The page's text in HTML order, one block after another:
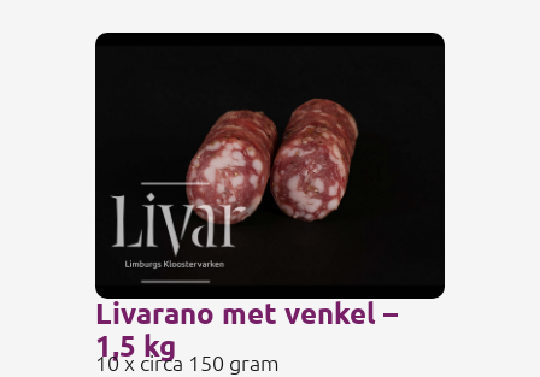
Livarano met venkel –
1,5 kg
10 x circa 150 gram